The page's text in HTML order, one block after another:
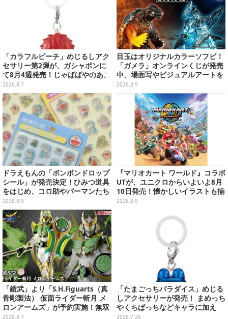
「カラフルピーチ」めじるしアク
セサリー第2弾が、ガシャポンに
て8月4週発売！じゃぱぱやのあ、
シヴァたちメンバー11名分ライン
ナップ
2026.8.7
目玉はオリジナルカラーソフビ！
「ガメラ」オンラインくじが発売
中、場面写やビジュアルアートを
使用した豪華賞品をラインナップ
2026.8.9
ドラえもんの「ボンボンドロップ
シール」が発売決定！ひみつ道具
をはじめ、コロ助やパーマンたち
「藤子・F・不二雄」キャラも収
録の全2種類
2026.8.9
『マリオカート ワールド』コラボ
UTが、ユニクロからいよいよ8月
10日発売！懐かしいイラストも揃
えた全12種類
2026.8.9
「鎧武」より「S.H.Figuarts（真
骨彫製法） 仮面ライダー斬月 メ
ロンアームズ」が予約実施！無双
セイバー、メロンディフェンダー
2026.8.7
「たまごっちパラダイス」めじる
しアクセサリーが発売！ まめっち
やくちぱっちなどキャラに加え
て、本体デザイン含む全10種
2026.7.26